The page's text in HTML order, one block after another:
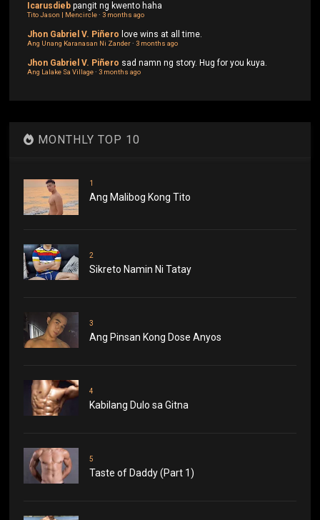
Icarusdieb pangit ng kwento haha
Tito Jason | Mencircle·3 months ago
Jhon Gabriel V. Piñero love wins at all time.
Ang Unang Karanasan Ni Zander·3 months ago
Jhon Gabriel V. Piñero sad namn ng story. Hug for you kuya.
Ang Lalake Sa Village·3 months ago
MONTHLY TOP 10
1
Ang Malibog Kong Tito
2
Sikreto Namin Ni Tatay
3
Ang Pinsan Kong Dose Anyos
4
Kabilang Dulo sa Gitna
5
Taste of Daddy (Part 1)